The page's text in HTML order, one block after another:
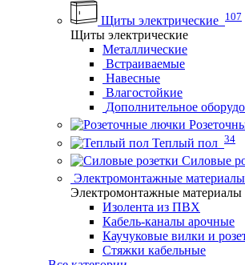
Щиты электрические 107
Щиты электрические
Металлические
Встраиваемые
Навесные
Влагостойкие
Дополнительное
Теплый пол 34
Силовые
Электромонтажные материалы
Электромонтажные материалы
Изолента из ПВХ
Кабель-каналы арочные
Каучуковые вилки и
Стяжки кабельные